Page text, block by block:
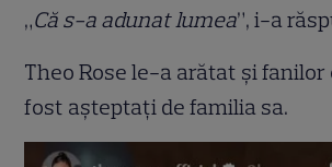
„Că s-a adunat lumea”, i-a
Theo Rose le-a arătat și fanilor
fost așteptați de familia sa.